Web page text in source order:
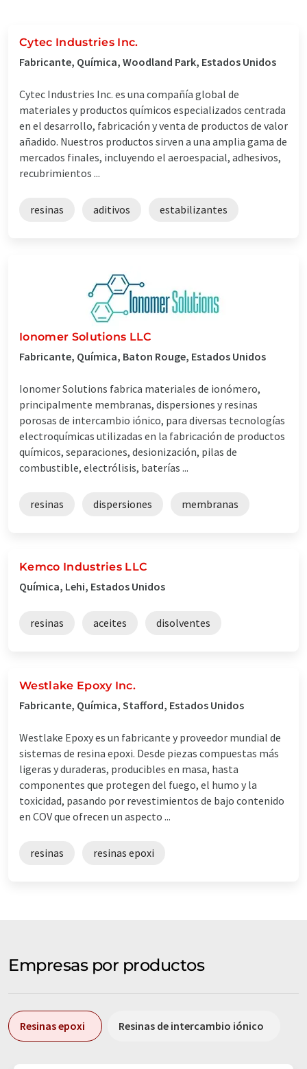
Cytec Industries Inc.
Fabricante, Química, Woodland Park, Estados Unidos
Cytec Industries Inc. es una compañía global de
materiales y productos químicos especializados centrada
en el desarrollo, fabricación y venta de productos de valor
añadido. Nuestros productos sirven a una amplia gama de
mercados finales, incluyendo el aeroespacial, adhesivos,
recubrimientos ...
resinas aditivos estabilizantes
Ionomer Solutions LLC
Fabricante, Química, Baton Rouge, Estados Unidos
Ionomer Solutions fabrica materiales de ionómero,
principalmente membranas, dispersiones y resinas
porosas de intercambio iónico, para diversas tecnologías
electroquímicas utilizadas en la fabricación de productos
químicos, separaciones, desionización, pilas de
combustible, electrólisis, baterías ...
resinas dispersiones membranas
Kemco Industries LLC
Química, Lehi, Estados Unidos
resinas aceites disolventes
Westlake Epoxy Inc.
Fabricante, Química, Stafford, Estados Unidos
Westlake Epoxy es un fabricante y proveedor mundial de
sistemas de resina epoxi. Desde piezas compuestas más
ligeras y duraderas, producibles en masa, hasta
componentes que protegen del fuego, el humo y la
toxicidad, pasando por revestimientos de bajo contenido
en COV que ofrecen un aspecto ...
resinas resinas epoxi
Empresas por productos
Resinas epoxi Resinas de intercambio iónico